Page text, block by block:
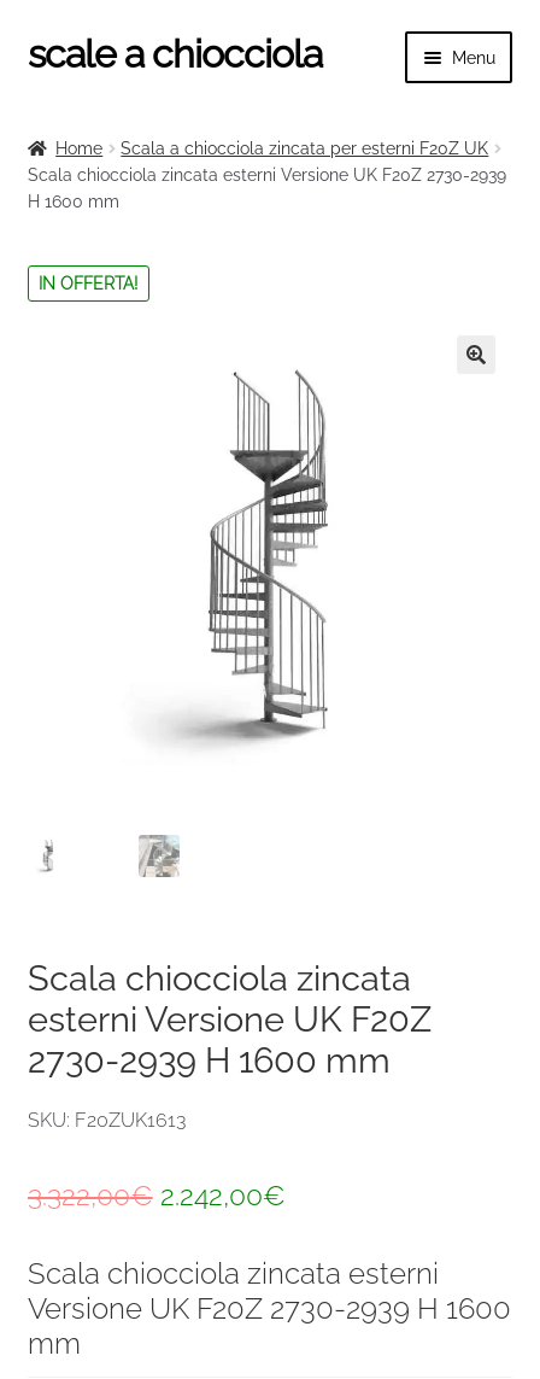
Vai
alla
Vai
al
scale a chiocciola Menu
il
menu
Tutte le scale
Ringhiere e balaustre
menu
Home
Scala a chiocciola zincata per esterni F20Z UK
Scala chiocciola zincata esterni Versione UK F20Z 2730-2939
H 1600 mm
IN OFFERTA!
Scala chiocciola zincata
esterni Versione UK F20Z
2730-2939 H 1600 mm
SKU: F20ZUK1613
3.322,00€ Il
originale
era:
2.242,00€Il
attuale
è:
Scala chiocciola zincata esterni
Versione UK F20Z 2730-2939 H 1600
mm